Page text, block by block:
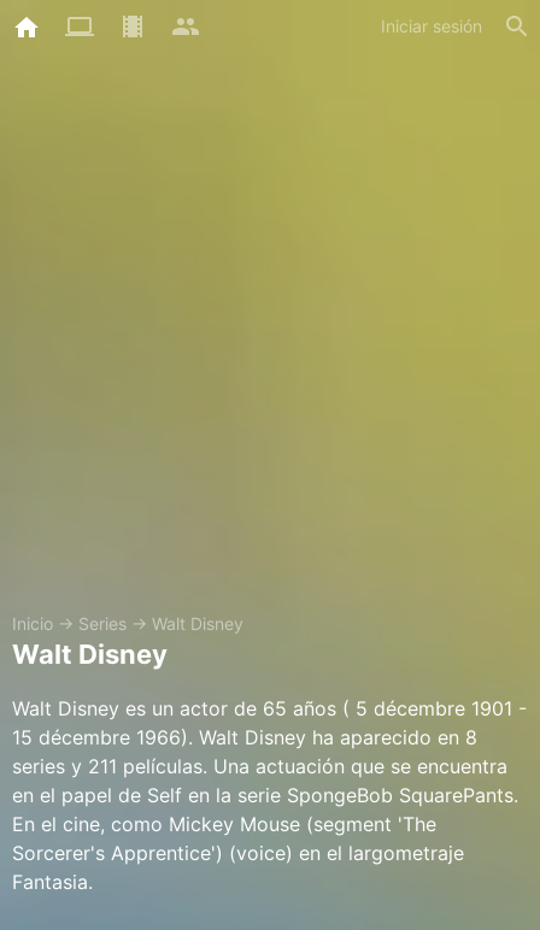
Iniciar sesión
Inicio → Series → Walt Disney
Walt Disney
Walt Disney es un actor de 65 años ( 5 décembre 1901 -
15 décembre 1966). Walt Disney ha aparecido en 8
series y 211 películas. Una actuación que se encuentra
en el papel de Self en la serie SpongeBob SquarePants.
En el cine, como Mickey Mouse (segment 'The
Sorcerer's Apprentice') (voice) en el largometraje
Fantasia.